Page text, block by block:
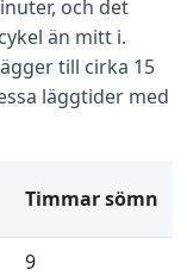
och det
än mitt i.
till cirka 15
läggtider med
Timmar sömn
9